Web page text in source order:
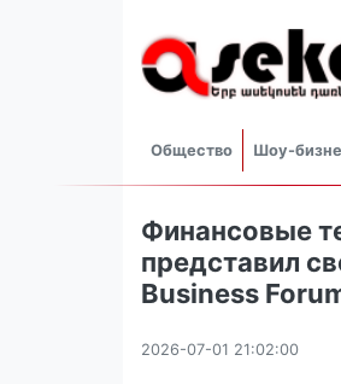
Общество Шоу-
Финансовые
представил
Business
2026-07-01 21:02:00